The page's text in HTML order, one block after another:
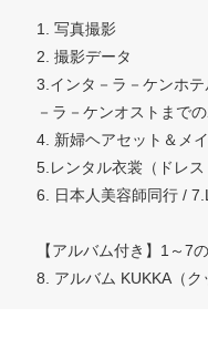
1. 写真撮影
2. 撮影データ
3.インタ－ラ－ケンホ
－ラ－ケンオストまで
4. 新婦ヘアセット＆メ
5.レンタル衣裳（ドレ
6. 日本人美容師同行 /
【アルバム付き】1～7
8. アルバム KUKKA（